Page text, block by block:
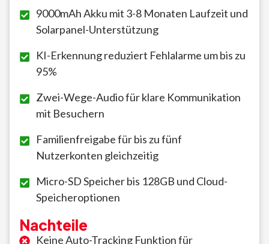
9000mAh Akku mit 3-8 Monaten Laufzeit und
Solarpanel-Unterstützung
KI-Erkennung reduziert Fehlalarme um bis zu
95%
Zwei-Wege-Audio für klare Kommunikation
mit Besuchern
Familienfreigabe für bis zu fünf
Nutzerkonten gleichzeitig
Micro-SD Speicher bis 128GB und Cloud-
Speicheroptionen
Nachteile
Keine Auto-Tracking Funktion für